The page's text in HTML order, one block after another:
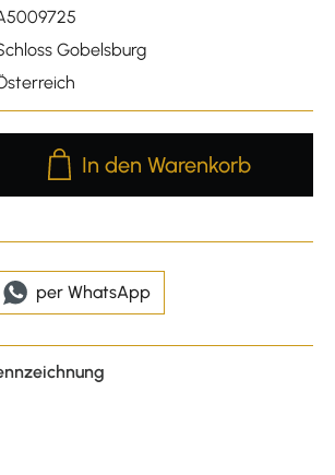
Gobelsburg
Anzahl: Gib den
In den Warenkorb
per WhatsApp